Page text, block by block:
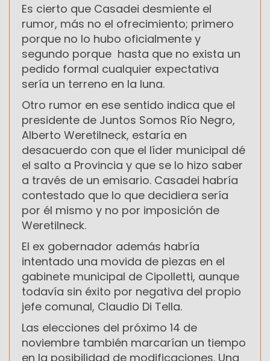
Es cierto que Casadei desmiente el
rumor, más no el ofrecimiento; primero
porque no lo hubo oficialmente y
segundo porque hasta que no exista un
pedido formal cualquier expectativa
sería un terreno en la luna.
Otro rumor en ese sentido indica que el
presidente de Juntos Somos Río Negro,
Alberto Weretilneck, estaría en
desacuerdo con que el líder municipal dé
el salto a Provincia y que se lo hizo saber
a través de un emisario. Casadei habría
contestado que lo que decidiera sería
por él mismo y no por imposición de
Weretilneck.
El ex gobernador además habría
intentado una movida de piezas en el
gabinete municipal de Cipolletti, aunque
todavía sin éxito por negativa del propio
jefe comunal, Claudio Di Tella.
Las elecciones del próximo 14 de
noviembre también marcarían un tiempo
en la posibilidad de modificaciones. Una